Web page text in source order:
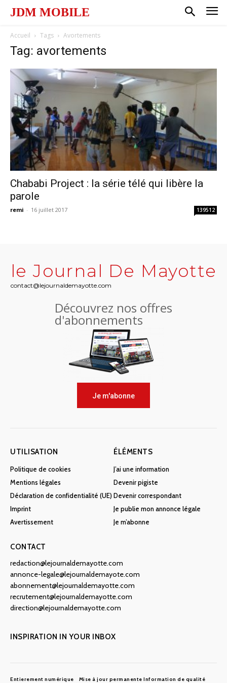
JDM MOBILE
Accueil Tags Avortements
Tag: avortements
Chababi Project : la série télé qui libère la
parole
remi - 16 juillet 2017 139512
le Journal De Mayotte
contact@lejournaldemayotte.com
Découvrez nos offres
d'abonnements
Je m'abonne
UTILISATION
Politique de cookies
Mentions légales
Déclaration de confidentialité (UE)
Imprint
Avertissement
ÉLÉMENTS
J’ai une information
Devenir pigiste
Devenir correspondant
Je publie mon annonce légale
Je m’abonne
CONTACT
redaction@lejournaldemayotte.com
annonce-legale@lejournaldemayote.com
abonnement@lejournaldemayotte.com
recrutement@lejournaldemayotte.com
direction@lejournaldemayotte.com
INSPIRATION IN YOUR INBOX
Entierement numérique Mise à jour permanente Information de qualité